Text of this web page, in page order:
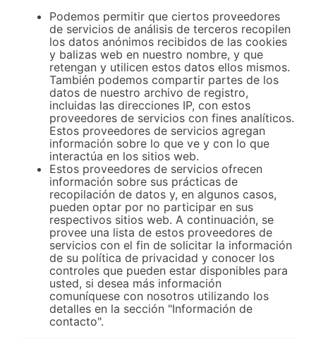
Podemos permitir que ciertos proveedores
de servicios de análisis de terceros recopilen
los datos anónimos recibidos de las cookies
y balizas web en nuestro nombre, y que
retengan y utilicen estos datos ellos mismos.
También podemos compartir partes de los
datos de nuestro archivo de registro,
incluidas las direcciones IP, con estos
proveedores de servicios con fines analíticos.
Estos proveedores de servicios agregan
información sobre lo que ve y con lo que
interactúa en los sitios web.
Estos proveedores de servicios ofrecen
información sobre sus prácticas de
recopilación de datos y, en algunos casos,
pueden optar por no participar en sus
respectivos sitios web. A continuación, se
provee una lista de estos proveedores de
servicios con el fin de solicitar la información
de su política de privacidad y conocer los
controles que pueden estar disponibles para
usted, si desea más información
comuníquese con nosotros utilizando los
detalles en la sección "Información de
contacto".